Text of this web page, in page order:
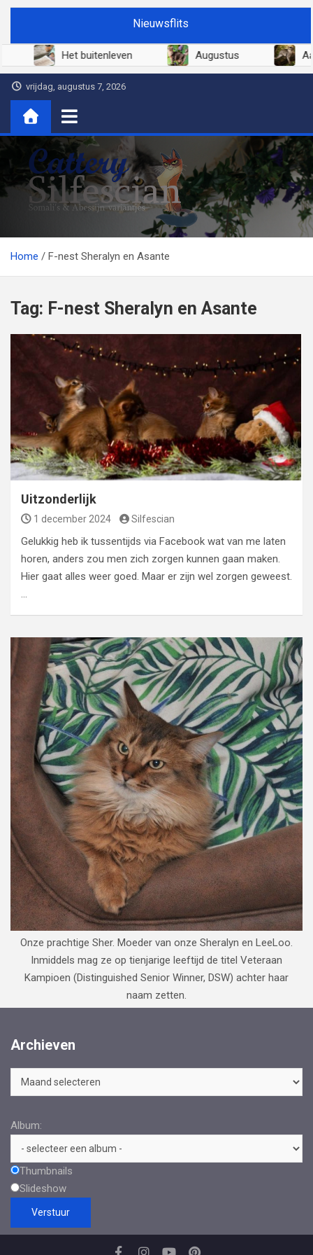
Ga
de
Nieuwsflits
Het buitenleven Augustus
vrijdag, augustus 7, 2026
Cattery Silfescian
Somali's en soms Abessijn-variantjes
Home
F-nest Sheralyn en Asante
Tag: F-nest Sheralyn en Asante
Uitzonderlijk
1 december 2024 Silfescian
Gelukkig heb ik tussentijds via Facebook wat van me laten
horen, anders zou men zich zorgen kunnen gaan maken.
Hier gaat alles weer goed. Maar er zijn wel zorgen geweest.
…
Onze prachtige Sher. Moeder van onze Sheralyn en LeeLoo.
Inmiddels mag ze op tienjarige leeftijd de titel Veteraan
Kampioen (Distinguished Senior Winner, DSW) achter haar
naam zetten.
Archieven
Archieven
Album:
Thumbnails
Slideshow